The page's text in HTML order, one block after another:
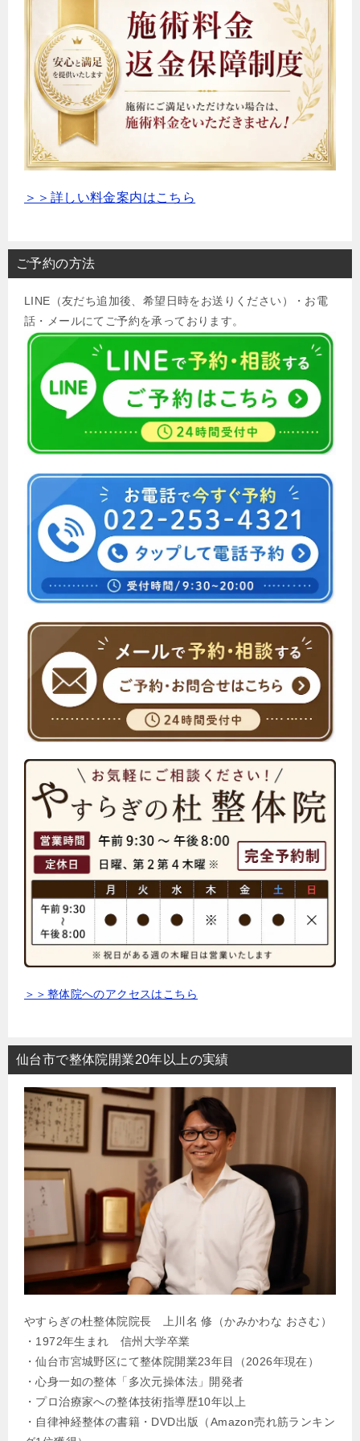
＞＞詳しい料金案内はこちら
ご予約の方法
LINE（友だち追加後、希望日時をお送りください）・お電
話・メールにてご予約を承っております。
＞＞整体院へのアクセスはこちら
仙台市で整体院開業20年以上の実績
やすらぎの杜整体院院長 上川名 修（かみかわな おさむ）
・1972年生まれ 信州大学卒業
・仙台市宮城野区にて整体院開業23年目（2026年現在）
・心身一如の整体「多次元操体法」開発者
・プロ治療家への整体技術指導歴10年以上
・自律神経整体の書籍・DVD出版（Amazon売れ筋ランキン